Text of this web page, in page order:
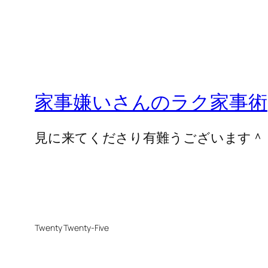
家事嫌いさんのラク家事術
見に来てくださり有難うございます＾
Twenty Twenty-Five